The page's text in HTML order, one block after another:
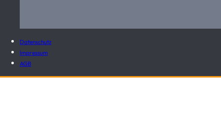
Datenschutz
Impressum
AGB